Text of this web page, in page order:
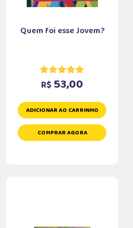
Quem foi esse Jovem?
R$ 53,00
ADICIONAR AO CARRINHO
COMPRAR AGORA